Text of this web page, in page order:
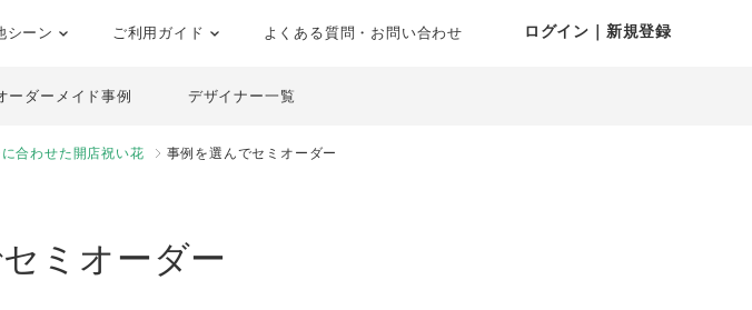
シーン ご利用ガイド よくある質問・お問い合わせ ログイン｜新規登録
ーダーメイド事例 デザイナー一覧
合わせた開店祝い花 事例を選んでセミオーダー
ミオーダー